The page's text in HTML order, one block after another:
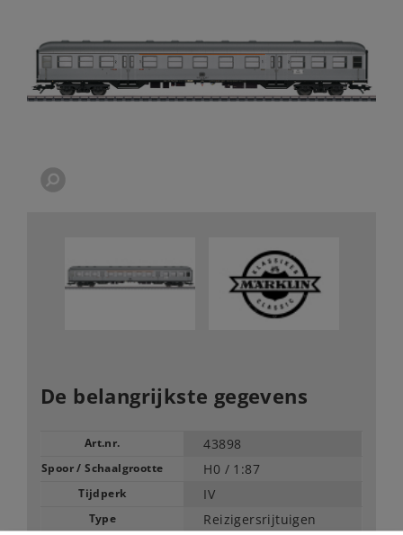
De belangrijkste gegevens
Art.nr. 43898
Spoor / Schaalgrootte H0 / 1:87
Tijdperk IV
Type Reizigersrijtuigen